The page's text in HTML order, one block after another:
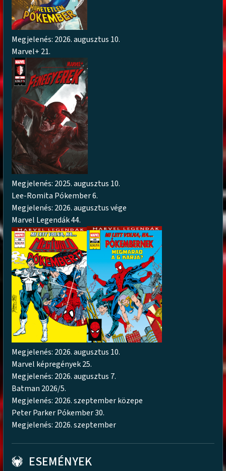
Megjelenés: 2026. augusztus 10.
Marvel+ 21.
Megjelenés: 2025. augusztus 10.
Lee-Romita Pókember 6.
Megjelenés: 2026. augusztus vége
Marvel Legendák 44.
Megjelenés: 2026. augusztus 10.
Marvel képregények 25.
Megjelenés: 2026. augusztus 7.
Batman 2026/5.
Megjelenés: 2026. szeptember közepe
Peter Parker Pókember 30.
Megjelenés: 2026. szeptember
ESEMÉNYEK